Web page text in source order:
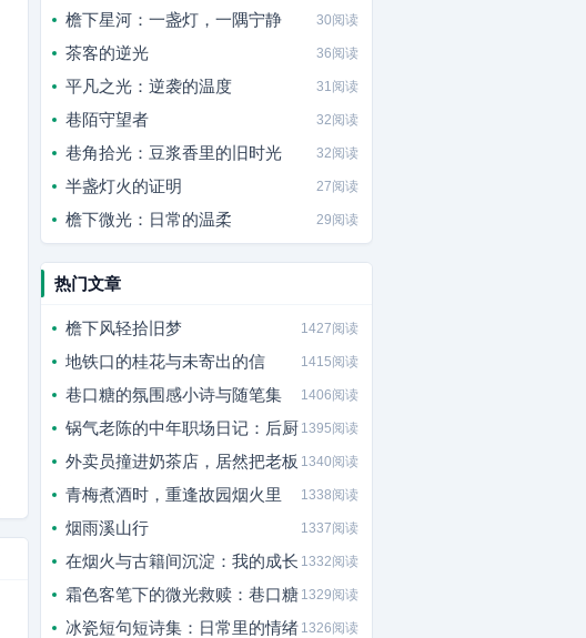
檐下星河：一盏灯，一隅宁静 30阅读
茶客的逆光 36阅读
平凡之光：逆袭的温度 31阅读
巷陌守望者 32阅读
巷角拾光：豆浆香里的旧时光 32阅读
半盏灯火的证明 27阅读
檐下微光：日常的温柔 29阅读
热门文章
檐下风轻拾旧梦 1427阅读
地铁口的桂花与未寄出的信 1415阅读
巷口糖的氛围感小诗与随笔集 1406阅读
锅气老陈的中年职场日记：后厨 1395阅读
外卖员撞进奶茶店，居然把老板 1340阅读
青梅煮酒时，重逢故园烟火里 1338阅读
烟雨溪山行 1337阅读
在烟火与古籍间沉淀：我的成长 1332阅读
霜色客笔下的微光救赎：巷口糖 1329阅读
冰瓷短句短诗集：日常里的情绪 1326阅读